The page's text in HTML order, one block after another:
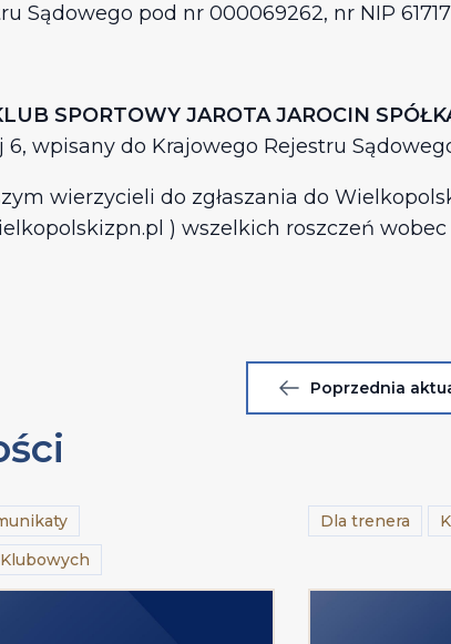
Sądowego pod nr 000069262, nr NIP
SPORTOWY JAROTA JAROCIN
wpisany do Krajowego Rejestru
wierzycieli do zgłaszania do
) wszelkich roszczeń
Poprzednia
Dla trenera